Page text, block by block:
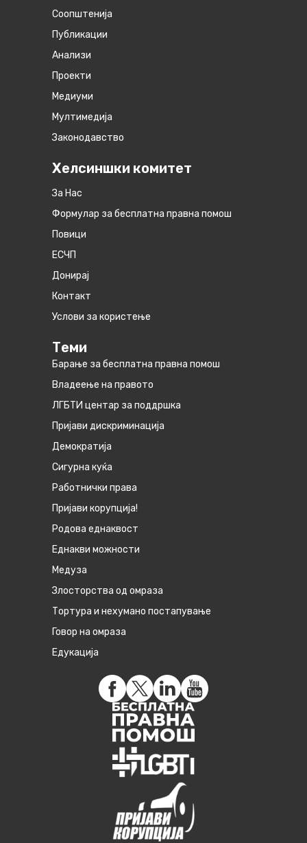
Соопштенија
Публикации
Анализи
Проекти
Медиуми
Мултимедија
Законодавство
Хелсиншки комитет
За Нас
Формулар за бесплатна правна помош
Повици
ЕСЧП
Донирај
Контакт
Услови за користење
Теми
Барање за бесплатна правна помош
Владеење на правото
ЛГБТИ центар за поддршка
Пријави дискриминација
Демократија
Сигурна куќа
Работнички права
Пријави корупција!
Родова еднаквост
Eднакви можности
Медуза
Злосторства од омраза
Тортура и нехумано постапување
Говор на омраза
Едукација